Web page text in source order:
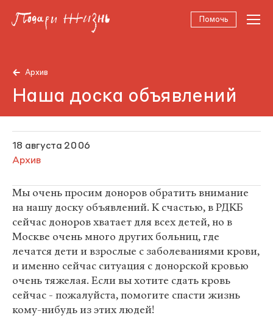
Помочь
Архив
Наша доска объявлений
18 августа 2006
Архив
Мы очень просим доноров обратить внимание
на нашу доску объявлений. К счастью, в РДКБ
сейчас доноров хватает для всех детей, но в
Москве очень много других больниц, где
лечатся дети и взрослые с заболеваниями крови,
и именно сейчас ситуация с донорской кровью
очень тяжелая. Если вы хотите сдать кровь
сейчас - пожалуйста, помогите спасти жизнь
кому-нибудь из этих людей!